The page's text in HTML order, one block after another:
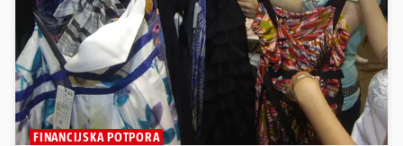
FINANCIJSKA POTPORA